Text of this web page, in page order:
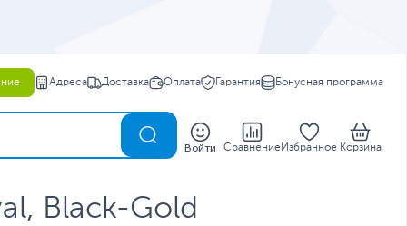
Адреса Доставка Оплата Гарантия Бонусная программа
Войти Сравнение Избранное Корзина
Black-Gold